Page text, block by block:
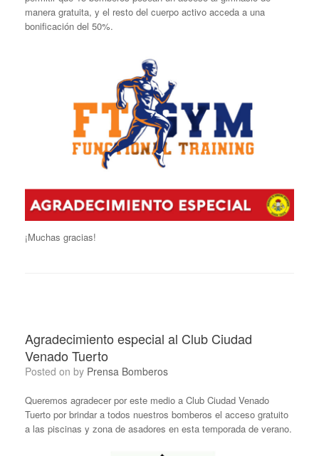
manera gratuita, y el resto del cuerpo activo acceda a una
bonificación del 50%.
¡Muchas gracias!
Agradecimiento especial al Club Ciudad
Venado Tuerto
Posted on by Prensa Bomberos
Queremos agradecer por este medio a Club Ciudad Venado
Tuerto por brindar a todos nuestros bomberos el acceso gratuito
a las piscinas y zona de asadores en esta temporada de verano.